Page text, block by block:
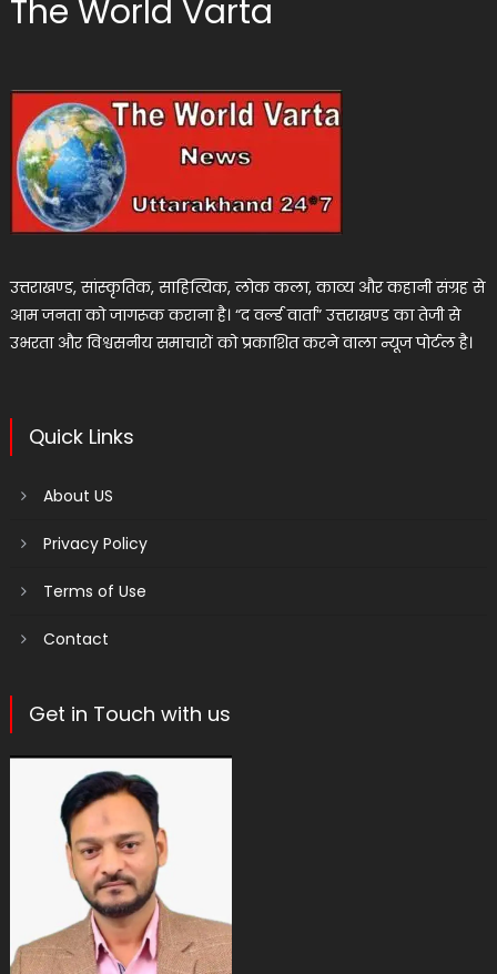
The World Varta
उत्तराखण्ड, सांस्कृतिक, साहित्यिक, लोक कला, काव्य और कहानी संग्रह से
आम जनता को जागरूक कराना है। “द वर्ल्ड वार्ता” उत्तराखण्ड का तेजी से
उभरता और विश्वसनीय समाचारों को प्रकाशित करने वाला न्यूज पोर्टल है।
Quick Links
About US
Privacy Policy
Terms of Use
Contact
Get in Touch with us